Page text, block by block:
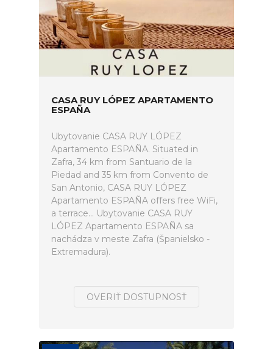
CASA RUY LÓPEZ APARTAMENTO
ESPAÑA
Ubytovanie CASA RUY LÓPEZ
Apartamento ESPAÑA. Situated in
Zafra, 34 km from Santuario de la
Piedad and 35 km from Convento de
San Antonio, CASA RUY LÓPEZ
Apartamento ESPAÑA offers free WiFi,
a terrace... Ubytovanie CASA RUY
LÓPEZ Apartamento ESPAÑA sa
nachádza v meste Zafra (Španielsko -
Extremadura).
OVERIŤ DOSTUPNOSŤ